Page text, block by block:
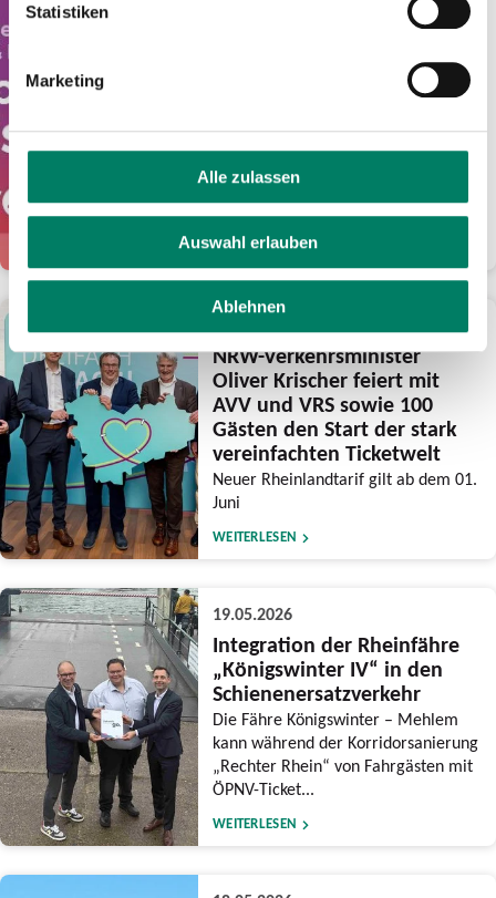
Statistiken
Marketing
Alle zulassen
Auswahl erlauben
Ablehnen
frühsommerliche Fahrten
Aktion ihre Tarifreformen und wollen
den Luftlinientarif noch bekannter
machen
WEITERLESEN
NRW-Verkehrsminister
Oliver Krischer feiert mit
AVV und VRS sowie 100
Gästen den Start der stark
vereinfachten Ticketwelt
Neuer Rheinlandtarif gilt ab dem 01.
Juni
WEITERLESEN
19.05.2026
Integration der Rheinfähre
„Königswinter IV“ in den
Schienenersatzverkehr
Die Fähre Königswinter – Mehlem
kann während der Korridorsanierung
„Rechter Rhein“ von Fahrgästen mit
ÖPNV-Ticket...
WEITERLESEN